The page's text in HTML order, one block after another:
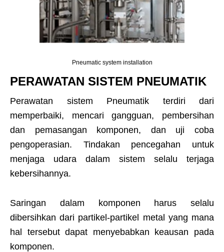
Pneumatic system installation
PERAWATAN SISTEM PNEUMATIK
Perawatan sistem Pneumatik terdiri dari
memperbaiki, mencari gangguan, pembersihan
dan pemasangan komponen, dan uji coba
pengoperasian. Tindakan pencegahan untuk
menjaga udara dalam sistem selalu terjaga
kebersihannya.
Saringan dalam komponen harus selalu
dibersihkan dari partikel-partikel metal yang mana
hal tersebut dapat menyebabkan keausan pada
komponen.